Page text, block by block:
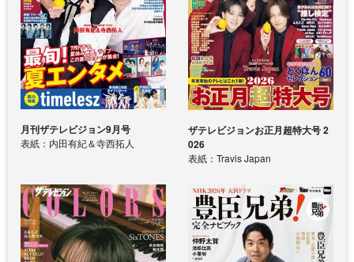
月刊ザテレビジョン9月号
表紙：内田有紀＆寺西拓人
ザテレビジョンお正月超特大号 2
026
表紙：Travis Japan